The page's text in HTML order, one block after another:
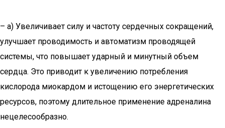
– а) Увеличивает силу и частоту сердечных сокращений,
улучшает проводимость и автоматизм проводящей
системы, что повышает ударный и минутный объем
сердца. Это приводит к увеличению потребления
кислорода миокардом и истощению его энергетических
ресурсов, поэтому длительное применение адреналина
нецелесообразно.